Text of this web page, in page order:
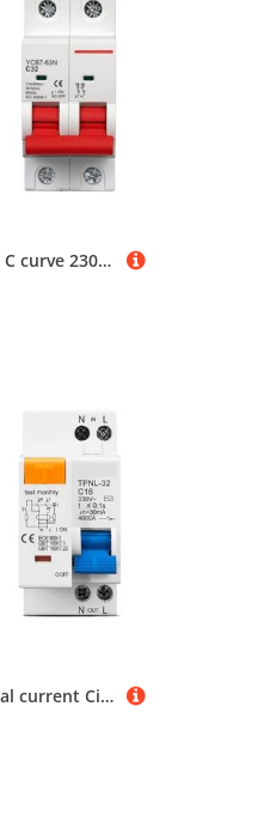
AC MCB YCB7-63N C curve 230/400V~ 50HZ/60HZ Mini Circuit breaker 1P 2P 3P 4P 3A 6A 10A 16A 20A 25A 32A 40A 50A 63(1,25A)
230V 1P+N Residual current Circuit breaker with over and short current Leakage protection(TPNL 16A)